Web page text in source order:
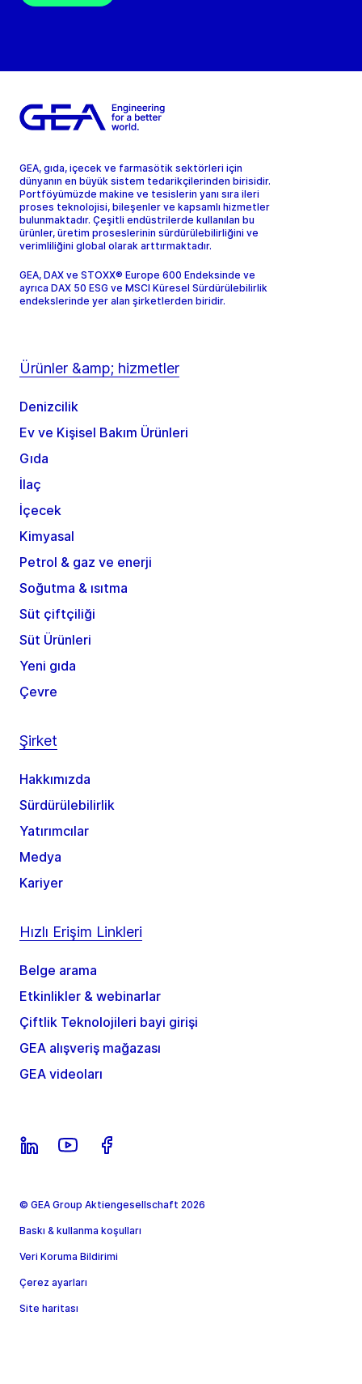
GEA, gıda, içecek ve farmasötik sektörleri için
dünyanın en büyük sistem tedarikçilerinden birisidir.
Portföyümüzde makine ve tesislerin yanı sıra ileri
proses teknolojisi, bileşenler ve kapsamlı hizmetler
bulunmaktadır. Çeşitli endüstrilerde kullanılan bu
ürünler, üretim proseslerinin sürdürülebilirliğini ve
verimliliğini global olarak arttırmaktadır.
GEA, DAX ve STOXX® Europe 600 Endeksinde ve
ayrıca DAX 50 ESG ve MSCI Küresel Sürdürülebilirlik
endekslerinde yer alan şirketlerden biridir.
Ürünler &amp; hizmetler
Denizcilik
Ev ve Kişisel Bakım Ürünleri
Gıda
İlaç
İçecek
Kimyasal
Petrol & gaz ve enerji
Soğutma & ısıtma
Süt çiftçiliği
Süt Ürünleri
Yeni gıda
Çevre
Şirket
Hakkımızda
Sürdürülebilirlik
Yatırımcılar
Medya
Kariyer
Hızlı Erişim Linkleri
Belge arama
Etkinlikler & webinarlar
Çiftlik Teknolojileri bayi girişi
GEA alışveriş mağazası
GEA videoları
© GEA Group Aktiengesellschaft 2026
Baskı & kullanma koşulları
Veri Koruma Bildirimi
Çerez ayarları
Site haritası